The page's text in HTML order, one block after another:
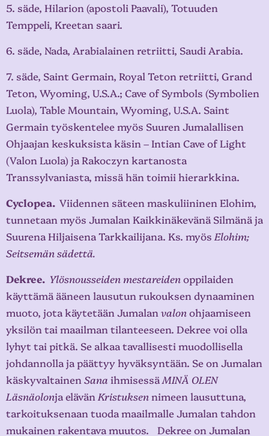
5. säde, Hilarion (apostoli Paavali), Totuuden
Temppeli, Kreetan saari.
6. säde, Nada, Arabialainen retriitti, Saudi Arabia.
7. säde, Saint Germain, Royal Teton retriitti, Grand
Teton, Wyoming, U.S.A.; Cave of Symbols (Symbolien
Luola), Table Mountain, Wyoming, U.S.A. Saint
Germain työskentelee myös Suuren Jumalallisen
Ohjaajan keskuksista käsin – Intian Cave of Light
(Valon Luola) ja Rakoczyn kartanosta
Transsylvaniasta, missä hän toimii hierarkkina.
Cyclopea. Viidennen säteen maskuliininen Elohim,
tunnetaan myös Jumalan Kaikkinäkevänä Silmänä ja
Suurena Hiljaisena Tarkkailijana. Ks. myös Elohim;
Seitsemän sädettä.
Dekree. Ylösnousseiden mestareidenoppilaiden
käyttämä ääneen lausutun rukouksen dynaaminen
muoto, jota käytetään Jumalan valonohjaamiseen
yksilön tai maailman tilanteeseen. Dekree voi olla
lyhyt tai pitkä. Se alkaa tavallisesti muodollisella
johdannolla ja päättyy hyväksyntään. Se on Jumalan
käskyvaltainen Sana ihmisessäMINÄ OLEN
Läsnäolonja elävän Kristuksen nimeen lausuttuna,
tarkoituksenaan tuoda maailmalle Jumalan tahdon
mukainen rakentava muutos. Dekree on Jumalan